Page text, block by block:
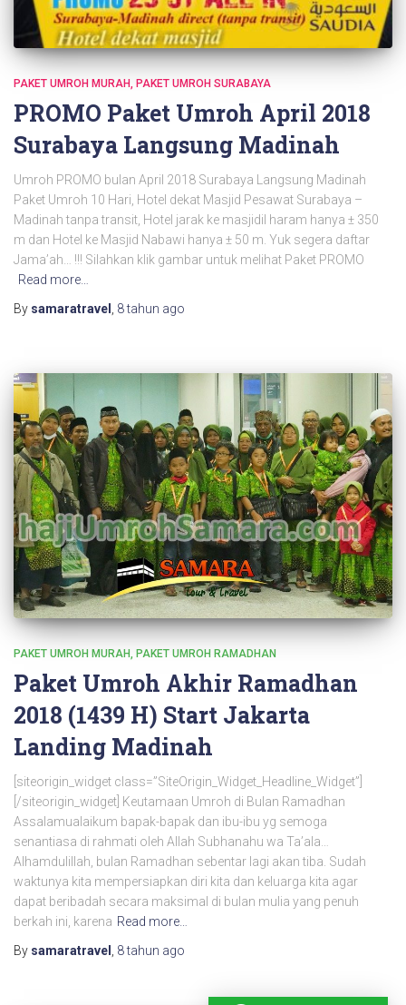
PAKET UMROH MURAH PAKET UMROH SURABAYA
PROMO Paket Umroh April 2018
Surabaya Langsung Madinah
Umroh PROMO bulan April 2018 Surabaya Langsung Madinah
Paket Umroh 10 Hari, Hotel dekat Masjid Pesawat Surabaya –
Madinah tanpa transit, Hotel jarak ke masjidil haram hanya ± 350
m dan Hotel ke Masjid Nabawi hanya ± 50 m. Yuk segera daftar
Jama’ah… !!! Silahkan klik gambar untuk melihat Paket PROMO
Read more…
By samaratravel , 8 tahun ago
PAKET UMROH MURAH PAKET UMROH RAMADHAN
Paket Umroh Akhir Ramadhan
2018 (1439 H) Start Jakarta
Landing Madinah
[siteorigin_widget class=”SiteOrigin_Widget_Headline_Widget”]
[/siteorigin_widget] Keutamaan Umroh di Bulan Ramadhan
Assalamualaikum bapak-bapak dan ibu-ibu yg semoga
senantiasa di rahmati oleh Allah Subhanahu wa Ta’ala…
Alhamdulillah, bulan Ramadhan sebentar lagi akan tiba. Sudah
waktunya kita mempersiapkan diri kita dan keluarga kita agar
dapat beribadah secara maksimal di bulan mulia yang penuh
berkah ini, karena Read more…
By samaratravel , 8 tahun ago